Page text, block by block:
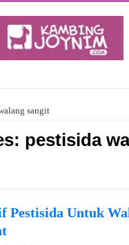
sangit
pestisida
Pestisida Untuk